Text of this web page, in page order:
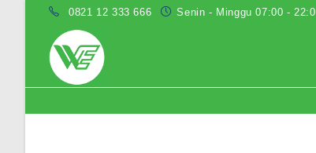
0821 12 333 666 Senin - Minggu 07:00 -